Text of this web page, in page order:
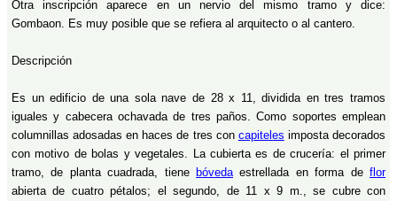
Otra inscripción aparece en un nervio del mismo tramo y dice:
Gombaon. Es muy posible que se refiera al arquitecto o al cantero.
Descripción
Es un edificio de una sola nave de 28 x 11, dividida en tres tramos
iguales y cabecera ochavada de tres paños. Como soportes emplean
columnillas adosadas en haces de tres con capiteles imposta decorados
con motivo de bolas y vegetales. La cubierta es de crucería: el primer
tramo, de planta cuadrada, tiene bóvedaestrellada en forma de flor
abierta de cuatro pétalos; el segundo, de 11 x 9 m., se cubre con